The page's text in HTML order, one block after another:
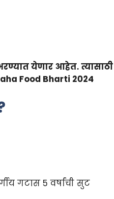
येणार आहेत. त्यासाठी
Food Bharti 2024
गटास 5 वर्षांची सुट